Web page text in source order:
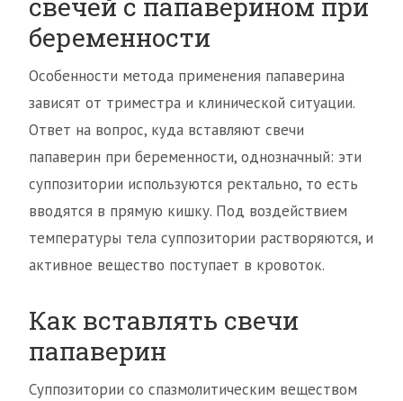
свечей с папаверином при
беременности
Особенности метода применения папаверина
зависят от триместра и клинической ситуации.
Ответ на вопрос, куда вставляют свечи
папаверин при беременности, однозначный: эти
суппозитории используются ректально, то есть
вводятся в прямую кишку. Под воздействием
температуры тела суппозитории растворяются, и
активное вещество поступает в кровоток.
Как вставлять свечи
папаверин
Суппозитории со спазмолитическим веществом